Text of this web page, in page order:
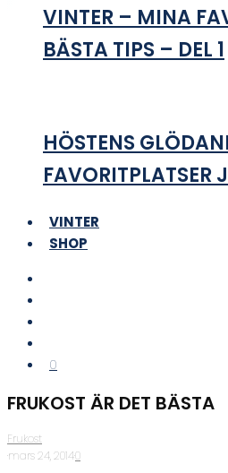
VINTER – MINA
BÄSTA TIPS – DEL 1
HÖSTENS
FAVORITPLATSER
VINTER
SHOP
0
FRUKOST ÄR DET BÄSTA
Frukost
·mars 24, 2014·0